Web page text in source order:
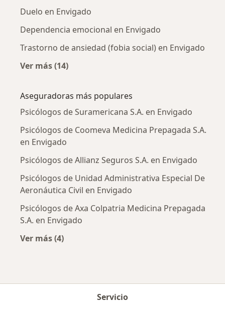
Duelo en Envigado
Dependencia emocional en Envigado
Trastorno de ansiedad (fobia social) en Envigado
Ver más (14)
Aseguradoras más populares
Psicólogos de Suramericana S.A. en Envigado
Psicólogos de Coomeva Medicina Prepagada S.A.
en Envigado
Psicólogos de Allianz Seguros S.A. en Envigado
Psicólogos de Unidad Administrativa Especial De
Aeronáutica Civil en Envigado
Psicólogos de Axa Colpatria Medicina Prepagada
S.A. en Envigado
Ver más (4)
Servicio